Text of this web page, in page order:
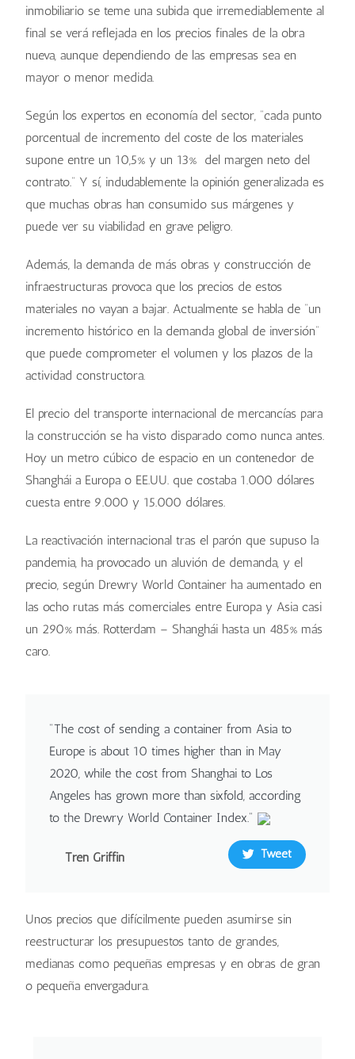
inmobiliario se teme una subida que irremediablemente al
final se verá reflejada en los precios finales de la obra
nueva, aunque dependiendo de las empresas sea en
mayor o menor medida.
Según los expertos en economía del sector, “cada punto
porcentual de incremento del coste de los materiales
supone entre un 10,5% y un 13% del margen neto del
contrato.” Y sí, indudablemente la opinión generalizada es
que muchas obras han consumido sus márgenes y
puede ver su viabilidad en grave peligro.
Además, la demanda de más obras y construcción de
infraestructuras provoca que los precios de estos
materiales no vayan a bajar. Actualmente se habla de “un
incremento histórico en la demanda global de inversión”
que puede comprometer el volumen y los plazos de la
actividad constructora.
El precio del transporte internacional de mercancías para
la construcción se ha visto disparado como nunca antes.
Hoy un metro cúbico de espacio en un contenedor de
Shanghái a Europa o EE.UU. que costaba 1.000 dólares
cuesta entre 9.000 y 15.000 dólares.
La reactivación internacional tras el parón que supuso la
pandemia, ha provocado un aluvión de demanda, y el
precio, según Drewry World Container ha aumentado en
las ocho rutas más comerciales entre Europa y Asia casi
un 290% más. Rotterdam – Shanghái hasta un 485% más
caro.
"The cost of sending a container from Asia to
Europe is about 10 times higher than in May
2020, while the cost from Shanghai to Los
Angeles has grown more than sixfold, according
to the Drewry World Container Index."
Tren Griffin Tweet
Unos precios que difícilmente pueden asumirse sin
reestructurar los presupuestos tanto de grandes,
medianas como pequeñas empresas y en obras de gran
o pequeña envergadura.